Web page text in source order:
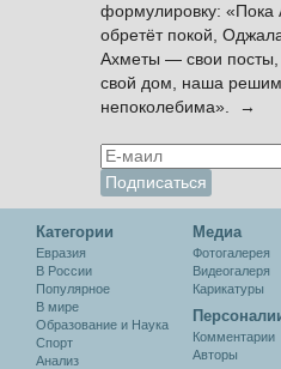
формулировку: «Пока
обретёт покой,
Ахметы — свои
свой дом, наша
непоколебима». →
Категории
Евразия
В России
Популярное
В мире
Образование и Наука
Спорт
Анализ
Медиа
Фотогалерея
Видеогалеря
Карикатуры
Комментарии
Авторы